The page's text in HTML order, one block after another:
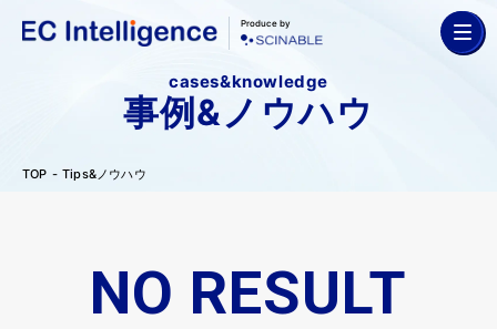
Produce by
cases&knowledge
事例&ノウハウ
TOP Tips&ノウハウ
NO RESULT